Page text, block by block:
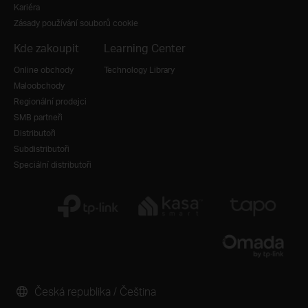
Kariéra
Zásady používání souborů cookie
Kde zakoupit
Online obchody
Maloobchody
Regionální prodejci
SMB partneři
Distributoři
Subdistributoři
Speciální distributoři
Learning Center
Technology Library
Česká republika / Čeština